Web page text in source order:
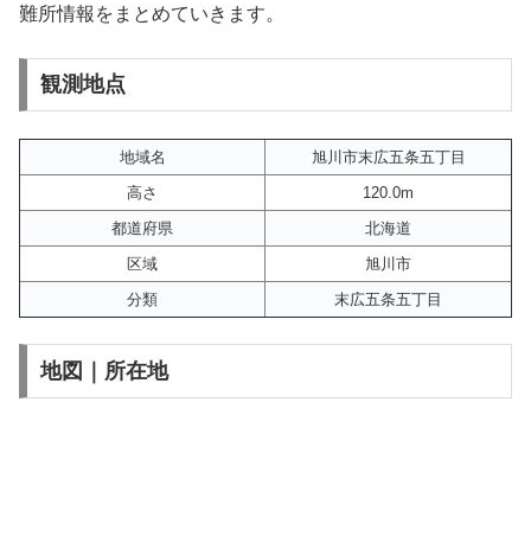
難所情報をまとめていきます。
観測地点
地域名
旭川市末広五条五丁目
高さ
120.0m
都道府県
北海道
区域
旭川市
分類
末広五条五丁目
地図｜所在地